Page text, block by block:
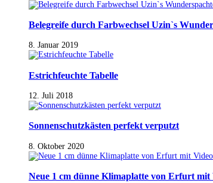
Belegreife durch Farbwechsel Uzin`s
8. Januar 2019
Estrichfeuchte Tabelle
12. Juli 2018
Sonnenschutzkästen perfekt verputzt
8. Oktober 2020
Neue 1 cm dünne Klimaplatte von Erfurt mit